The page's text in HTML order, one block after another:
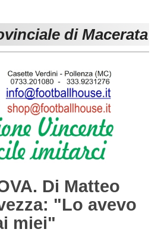
Carica la tua Rosa
di Macerata
Di Matteo
"Lo avevo
miei"